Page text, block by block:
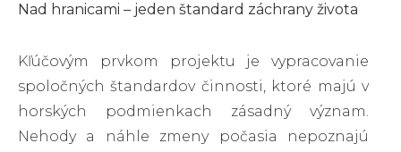
Nad hranicami – jeden štandard záchrany života
Kľúčovým prvkom projektu je vypracovanie
spoločných štandardov činnosti, ktoré majú v
horských podmienkach zásadný význam.
Nehody a náhle zmeny počasia nepoznajú